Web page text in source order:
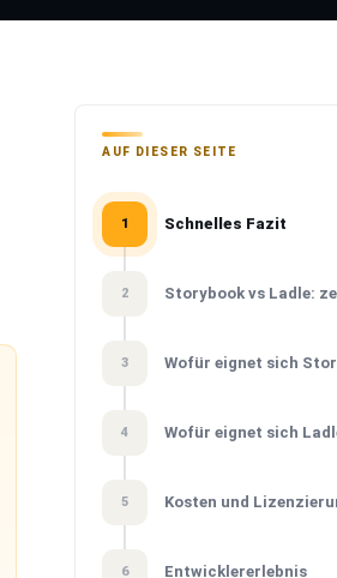
AUF DIESER SEITE
1 Schnelles Fazit
2 Storybook vs Ladle:
3 Wofür eignet sich
4 Wofür eignet sich
5 Kosten und
6 Entwicklererlebnis